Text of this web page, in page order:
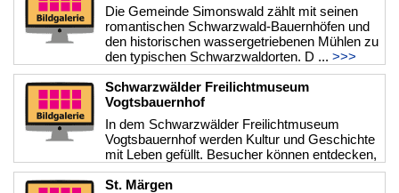
Die Gemeinde Simonswald zählt mit seinen
romantischen Schwarzwald-Bauernhöfen und
den historischen wassergetriebenen Mühlen zu
den typischen Schwarzwaldorten. D ... >>>
Schwarzwälder Freilichtmuseum
Vogtsbauernhof
In dem Schwarzwälder Freilichtmuseum
Vogtsbauernhof werden Kultur und Geschichte
mit Leben gefüllt. Besucher können entdecken,
wie auf Schwarzwälder Bauernhöfen ...>>>
St. Märgen